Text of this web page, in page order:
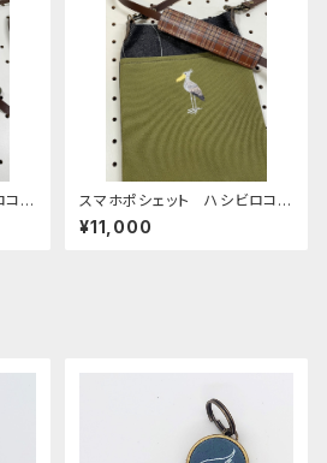
コ
スマホポシェット ハシビロコ
ウ うぐいす 帆布 と 岡山
デニム
¥11,000